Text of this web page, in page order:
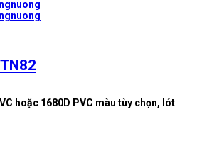
hoặc 1680D PVC màu tùy chọn, lót